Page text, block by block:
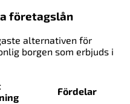
företagslån
alternativen för
borgen som erbjuds i
Fördelar